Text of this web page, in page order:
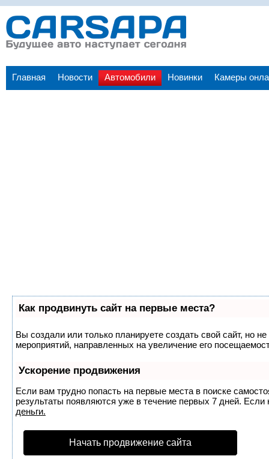
Главная Новости Автомобили Новинки Камеры
Как продвинуть сайт на первые места?
Вы создали или только планируете создать свой сайт, но
мероприятий, направленных на увеличение его
Ускорение продвижения
Если вам трудно попасть на первые места в поиске
результаты появляются уже в течение первых 7 дней.
деньги.
Начать продвижение сайта